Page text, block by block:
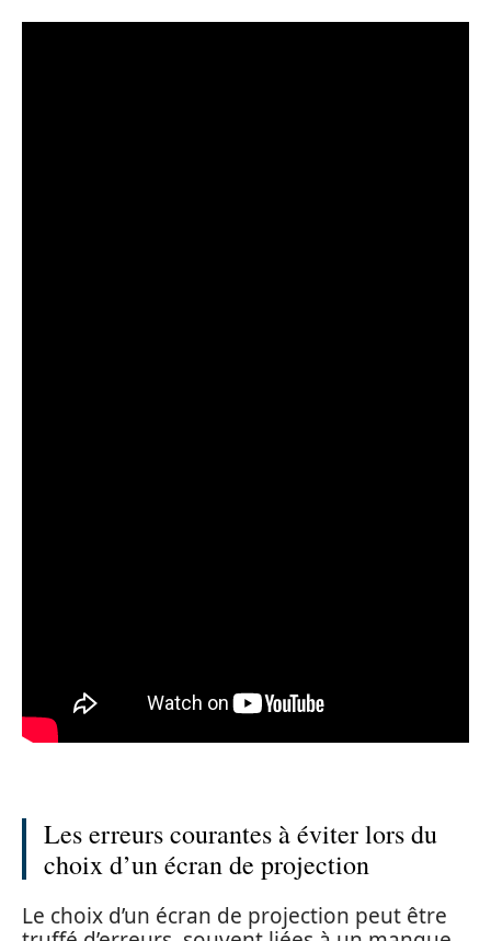
Les erreurs courantes à éviter lors du
choix d’un écran de projection
Le choix d’un écran de projection peut être